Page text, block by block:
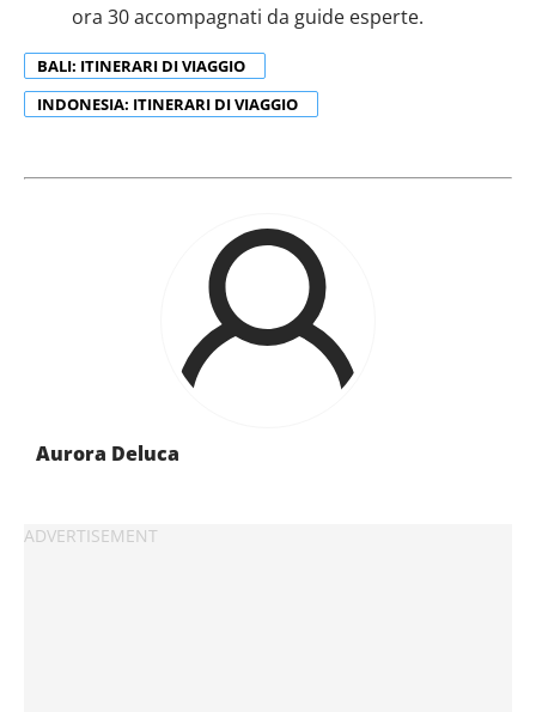
ora 30 accompagnati da guide esperte.
BALI: ITINERARI DI VIAGGIO
INDONESIA: ITINERARI DI VIAGGIO
Aurora Deluca